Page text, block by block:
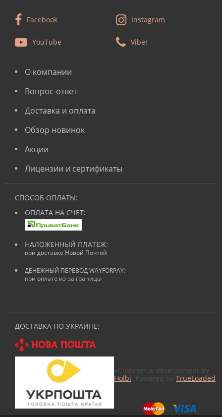
Facebook Instagram
YouTube Viber
О компании
Вопрос-ответ
Доставка и оплата
Обзор новинок
Акции
Лицензии и сертификаты
СПОСОБ ОПЛАТЫ:
ОПЛАТА НА СЧЕТ:
НАЛОЖЕННЫЙ ПЛАТЕЖ:
при доставке Новой Почтой
ДЕНЕЖНЫЙ ПЕРЕВОД WAYFORPAY:
при оплате из-за границы
ДОСТАВКА ПО УКРАИНЕ:
eCommerce development by
Holbi . Powered by TrueLoaded